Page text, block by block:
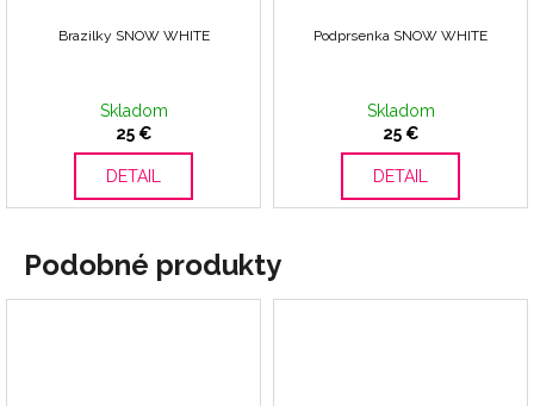
Brazilky SNOW WHITE
Skladom
25 €
DETAIL
Podprsenka SNOW WHITE
Skladom
25 €
DETAIL
Podobné produkty